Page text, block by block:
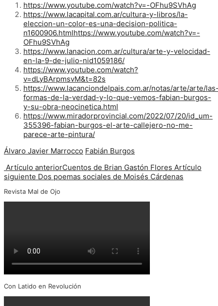
https://www.youtube.com/watch?v=-OFhu9SVhAg
https://www.lacapital.com.ar/cultura-y-libros/la-
eleccion-un-color-es-una-decision-politica-
n1600906.htmlhttps://www.youtube.com/watch?v=-
OFhu9SVhAg
https://www.lanacion.com.ar/cultura/arte-y-velocidad-
en-la-9-de-julio-nid1059186/
https://www.youtube.com/watch?
v=dLyBArpmsvM&t=82s
https://www.lacanciondelpais.com.ar/notas/arte/arte/
formas-de-la-verdad-y-lo-que-vemos-fabian-burgos-
y-su-obra-neocinetica.html
https://www.miradorprovincial.com/2022/07/20/id_um-
355396-fabian-burgos-el-arte-callejero-no-me-
parece-arte-pintura/
Álvaro Javier Marrocco Fabián Burgos
Artículo anteriorCuentos de Brian Gastón Flores Artículo
siguiente Dos poemas sociales de Moisés Cárdenas
Revista Mal de Ojo
Con Latido en Revolución